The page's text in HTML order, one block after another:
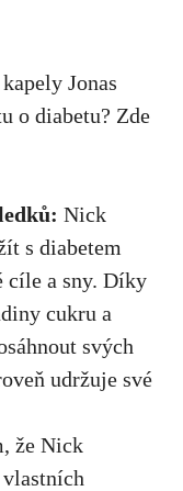
Jonas
o‍ diabetu? Zde
Nick
s diabetem
cíle a sny. Díky
cukru ​a
‌svých
⁣udržuje⁤ své
že Nick